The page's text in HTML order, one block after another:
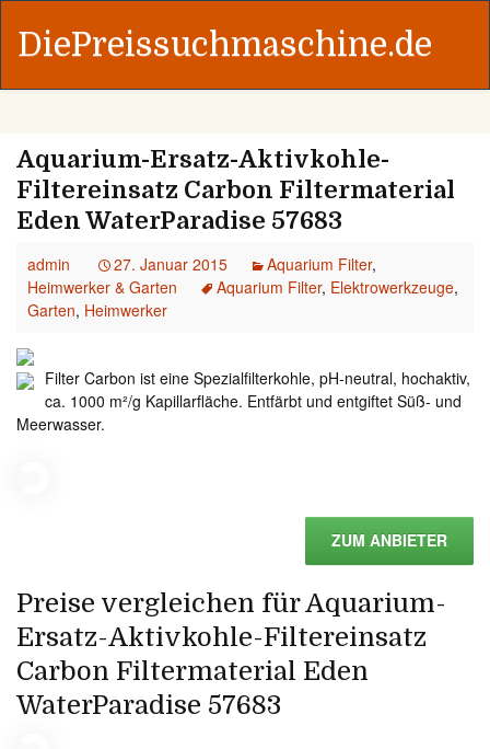
DiePreissuchmaschine.de
Aquarium-Ersatz-Aktivkohle-
Filtereinsatz Carbon Filtermaterial
Eden WaterParadise 57683
admin 27. Januar 2015 Aquarium Filter,
Heimwerker & Garten
Aquarium Filter, Elektrowerkzeuge,
Garten, Heimwerker
Filter Carbon ist eine Spezialfilterkohle, pH-neutral, hochaktiv,
ca. 1000 m²/g Kapillarfläche. Entfärbt und entgiftet Süß- und
Meerwasser.
ZUM ANBIETER
Preise vergleichen für Aquarium-
Ersatz-Aktivkohle-Filtereinsatz
Carbon Filtermaterial Eden
WaterParadise 57683